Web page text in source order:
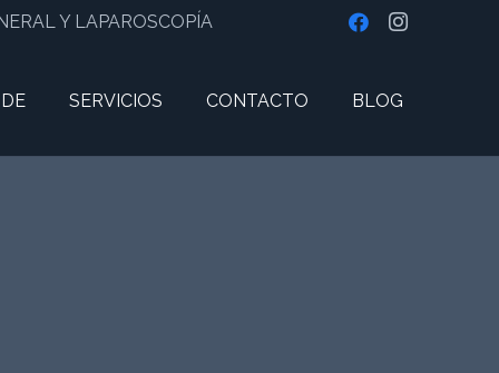
Y LAPAROSCOPÍA
SERVICIOS CONTACTO BLOG